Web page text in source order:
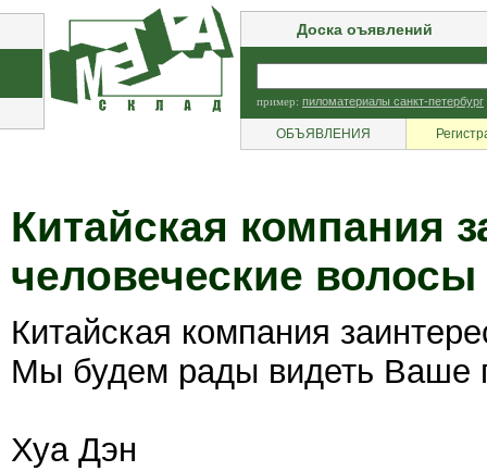
Доска оъявлений
пример: пиломатериалы санкт-петербург
ОБЪЯВЛЕНИЯ
Китайская компания
человеческие волосы
Китайская компания
Мы будем рады видеть Ваше
Хуа Дэн